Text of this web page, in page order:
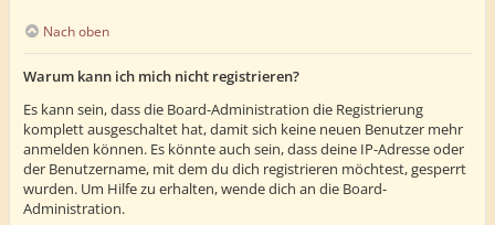
Nach oben
Warum kann ich mich nicht registrieren?
Es kann sein, dass die Board-Administration die Registrierung
komplett ausgeschaltet hat, damit sich keine neuen Benutzer mehr
anmelden können. Es könnte auch sein, dass deine IP-Adresse oder
der Benutzername, mit dem du dich registrieren möchtest, gesperrt
wurden. Um Hilfe zu erhalten, wende dich an die Board-
Administration.